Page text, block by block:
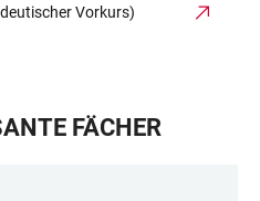
Vorkurs)
FÄCHER